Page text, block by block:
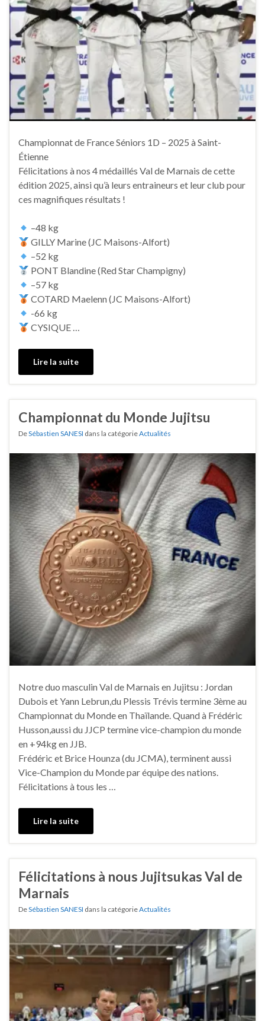
Championnat de France Séniors 1D – 2025 à Saint-
Étienne
Félicitations à nos 4 médaillés Val de Marnais de cette
édition 2025, ainsi qu’à leurs entraineurs et leur club pour
ces magnifiques résultats !
–48 kg
GILLY Marine (JC Maisons-Alfort)
–52 kg
PONT Blandine (Red Star Champigny)
–57 kg
COTARD Maelenn (JC Maisons-Alfort)
-66 kg
CYSIQUE …
Lire la suite
Championnat du Monde Jujitsu
DeSébastien SANESI dans la catégorieActualités
Notre duo masculin Val de Marnais en Jujitsu : Jordan
Dubois et Yann Lebrun,du Plessis Trévis termine 3ème au
Championnat du Monde en Thaïlande. Quand à Frédéric
Husson,aussi du JJCP termine vice-champion du monde
en +94kg en JJB.
Frédéric et Brice Hounza (du JCMA), terminent aussi
Vice-Champion du Monde par équipe des nations.
Félicitations à tous les …
Lire la suite
Félicitations à nous Jujitsukas Val de
Marnais
DeSébastien SANESI dans la catégorieActualités